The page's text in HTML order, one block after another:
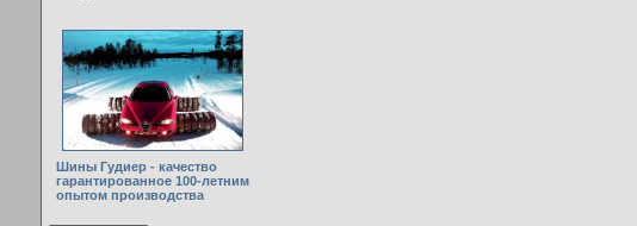
Шины Гудиер - качество
гарантированное 100-летним
опытом производства